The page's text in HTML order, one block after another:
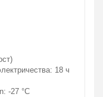
18 ч
-27 °С